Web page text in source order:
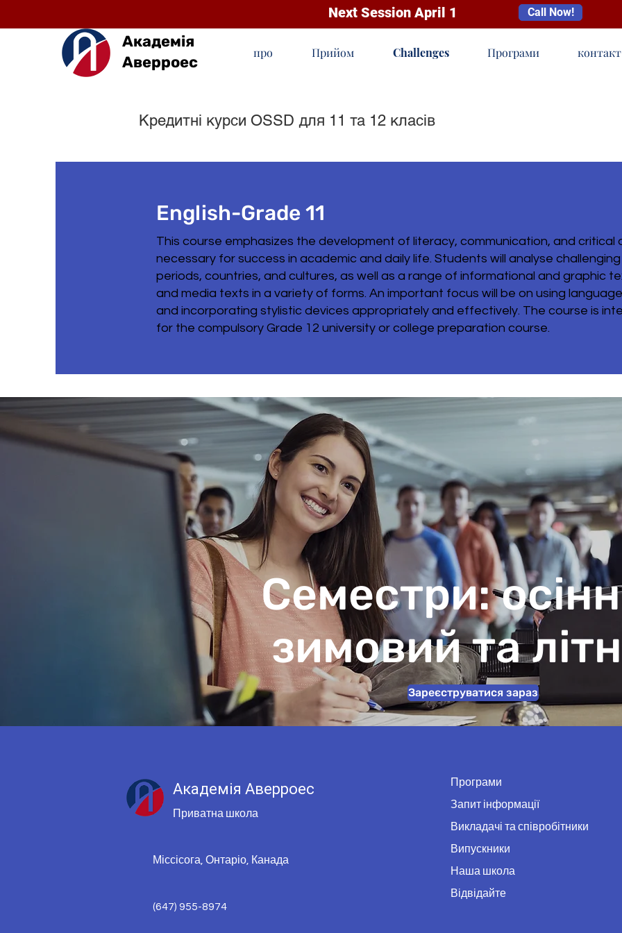
Next Session April 1 Call Now!
Академія
Аверроес
про Прийом Challenges Програми контакт
Кредитні курси OSSD для 11 та 12 класів
English-Grade 11
This course emphasizes the development of literacy, communication, and critical
necessary for success in academic and daily life. Students will analyse
periods, countries, and cultures, as well as a range of informational and graphic
and media texts in a variety of forms. An important focus will be on using
and incorporating stylistic devices appropriately and effectively. The course is
for the compulsory Grade 12 university or college preparation course.
Семестри:
зимовий та
Зареєструватися зараз
Академія Аверроес
Приватна школа
Міссісога, Онтаріо, Канада
(647) 955-8974
Програми
Запит інформації
Викладачі та співробітники
Випускники
Наша школа
Відвідайте